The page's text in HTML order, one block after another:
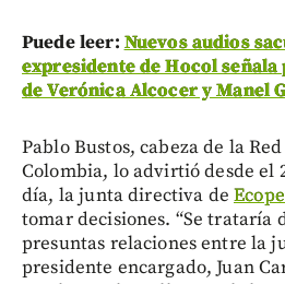
Puede leer:Nuevos audios
expresidente de Hocol
de Verónica Alcocer y Manel
Pablo Bustos, cabeza de la
Colombia, lo advirtió desde el
día, la junta directiva de
tomar decisiones. “Se trataría
presuntas relaciones entre la
presidente encargado, Juan